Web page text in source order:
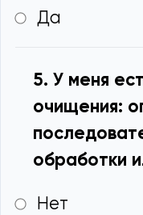
Да
5. У меня
очищения:
обработки
Нет